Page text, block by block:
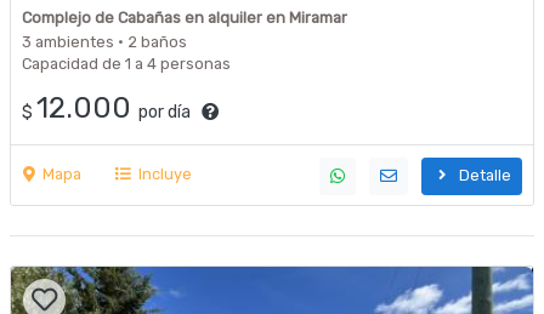
Complejo de Cabañas en alquiler en Miramar
3 ambientes · 2 baños
Capacidad de 1 a 4 personas
$ 12.000 por día
Mapa Incluye Detalle